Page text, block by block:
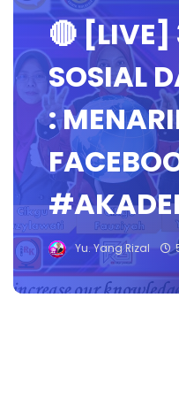
🔴 [LIVE]
SOSIAL
:
Yu. Yang Rizal